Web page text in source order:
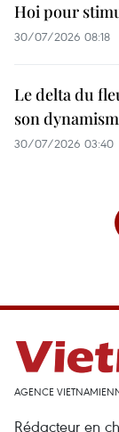
Hoi pour
30/07/2026 08:18
Le delta du
son
30/07/2026 03:40
AGENCE
Rédacteur en